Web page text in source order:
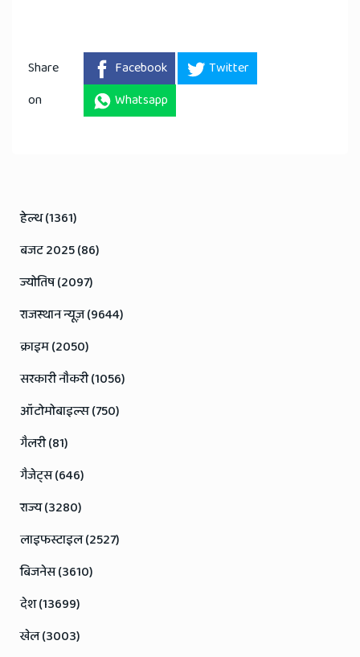
Share
on
Facebook
Twitter
Whatsapp
हेल्थ (1361)
बजट 2025 (86)
ज्योतिष (2097)
राजस्थान न्यूज़ (9644)
क्राइम (2050)
सरकारी नौकरी (1056)
ऑटोमोबाइल्स (750)
गैलरी (81)
गैजेट्स (646)
राज्य (3280)
लाइफस्टाइल (2527)
बिजनेस (3610)
देश (13699)
खेल (3003)